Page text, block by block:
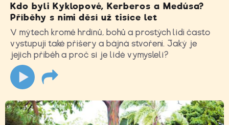
Kdo byli Kyklopové, Kerberos a Medúsa?
Příběhy s nimi děsí už tisíce let
V mýtech kromě hrdinů, bohů a prostých lidí často
vystupují také příšery a bájná stvoření. Jaký je
jejich příběh a proč si je lidé vymysleli?